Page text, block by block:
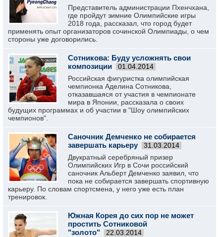
Представитель администрации Пхенчхана,
где пройдут зимние Олимпийские игры
2018 года, рассказал, что город будет
применять опыт организаторов сочинской Олимпиады, о чем
стороны уже договорились.
Сотникова: Буду усложнять свои
композиции
01.04.2014
Российская фигуристка олимпийская
чемпионка Аделина Сотникова,
отказавшаяся от участия в чемпионате
мира в Японии, рассказала о своих
будущих программах и об участии в "Шоу олимпийских
чемпионов".
Саночник Демченко не собирается
завершать карьеру
31.03.2014
Двукратный серебряный призер
Олимпийских Игр в Сочи российский
саночник Альберт Демченко заявил, что
пока не собирается завершать спортивную
карьеру. По словам спортсмена, у него уже есть план
тренировок.
Южная Корея до сих пор не может
простить Сотниковой
"золото"
22.03.2014